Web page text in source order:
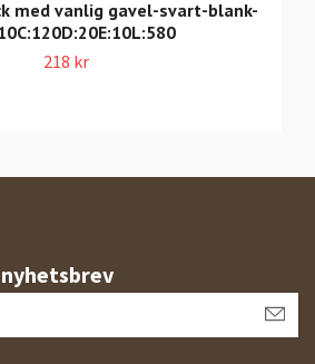
med vanlig gavel-svart-blank-
218 kr